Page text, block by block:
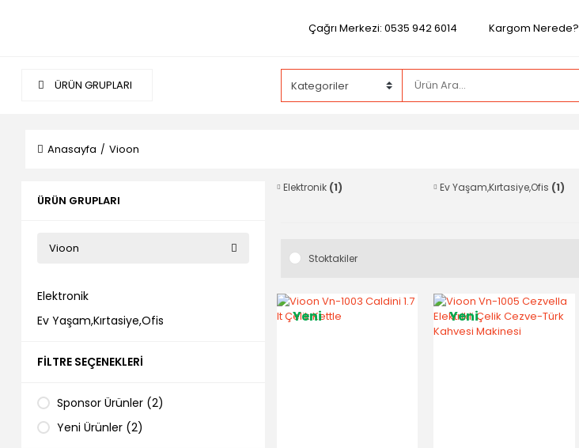
Çağrı Merkezi: 0535 942 6014 Kargom Nerede?
ÜRÜN GRUPLARI
Anasayfa Vioon
ÜRÜN GRUPLARI
Vioon
Elektronik
Ev Yaşam,Kırtasiye,Ofis
FILTRE SEÇENEKLERI
Sponsor Ürünler (2)
Yeni Ürünler (2)
Elektronik (1) Ev Yaşam,Kırtasiye,Ofis (1)
Stoktakiler
Yeni Yeni